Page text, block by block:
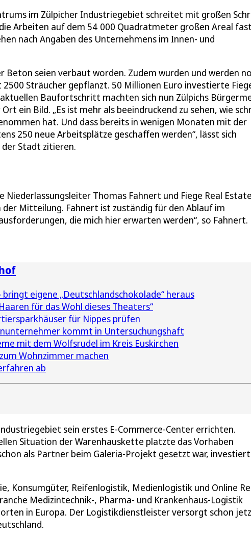
im Zülpicher Industriegebiet schreitet mit großen
Arbeiten auf dem 54 000 Quadratmeter großen Areal
nach Angaben des Unternehmens im Innen- und
Beton seien verbaut worden. Zudem wurden und werden
Sträucher gepflanzt. 50 Millionen Euro investierte
Baufortschritt machten sich nun Zülpichs
ein Bild. „Es ist mehr als beeindruckend zu sehen, wie
hat. Und dass bereits in wenigen Monaten mit der
250 neue Arbeitsplätze geschaffen werden“, lässt sich
Stadt zitieren.
Niederlassungsleiter Thomas Fahnert und Fiege Real
Mitteilung. Fahnert ist zuständig für den Ablauf im
die mich hier erwarten werden“, so Fahnert.
bringt eigene „Deutschlandschokolade“ heraus
für das Wohl dieses Theaters“
für Nippes prüfen
kommt in Untersuchungshaft
mit dem Wolfsrudel im Kreis Euskirchen
Wohnzimmer machen
ab
sein erstes E-Commerce-Center errichten.
Situation der Warenhauskette platzte das Vorhaben
als Partner beim Galeria-Projekt gesetzt war,
Konsumgüter, Reifenlogistik, Medienlogistik und Online
Medizintechnik-, Pharma- und Krankenhaus-Logistik
in Europa. Der Logistikdienstleister versorgt schon